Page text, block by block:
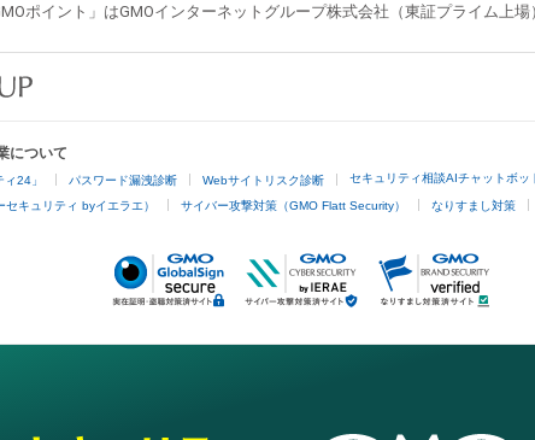
ポイント」はGMOインターネットグループ株式会社（東証プライム上場
について
24」 パスワード漏洩診断 Webサイトリスク診断 セキュリティ相談AIチャットボッ
キュリティ byイエラエ） サイバー攻撃対策（GMO Flatt Security） なりすまし対策